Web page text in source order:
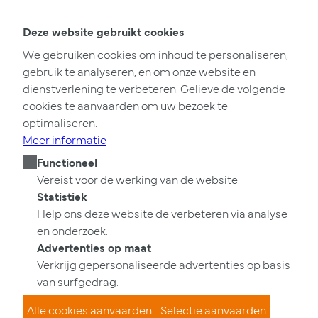
Het pand dat u zoekt is helaas niet meer beschikbaar.
Bekijk ons overige aanbod Ga naar de startpagina
Deze website gebruikt cookies
We gebruiken cookies om inhoud te personaliseren,
gebruik te analyseren, en om onze website en
dienstverlening te verbeteren. Gelieve de volgende
cookies te aanvaarden om uw bezoek te
optimaliseren.
Meer informatie
Functioneel
Vereist voor de werking van de website.
Statistiek
Help ons deze website de verbeteren via analyse
en onderzoek.
Advertenties op maat
Verkrijg gepersonaliseerde advertenties op basis
van surfgedrag.
Alle cookies aanvaarden Selectie aanvaarden